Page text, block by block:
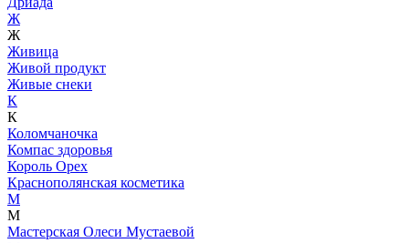
Ж
Ж
Живица
Живой продукт
Живые снеки
К
К
Коломчаночка
Компас здоровья
Король Орех
Краснополянская косметика
М
М
Мастерская Олеси Мустаевой